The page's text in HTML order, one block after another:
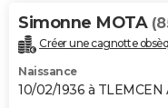
Simonne MOTA
Créer une cagnotte
Naissance
10/02/1936 à TLEMCEN